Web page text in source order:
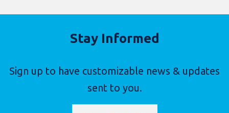
Stay Informed
Sign up to have customizable news & updates
sent to you.